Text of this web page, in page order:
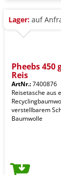
Lager: auf
Pheebs 450
Reis
ArtNr.:7400876
Reisetasche aus
verstellbarem
Baumwolle